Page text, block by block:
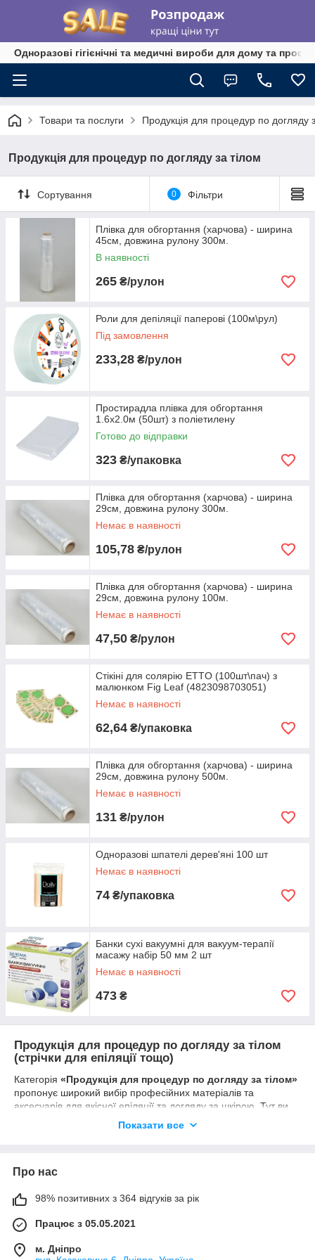
Одноразові гігієнічні та медичні вироби для дому та
Товари та послуги Продукція для процедур по догляду
Продукція для процедур по догляду за тілом
Сортування 0 Фільтри
Плівка для обгортання (харчова) - ширина
45см, довжина рулону 300м.
В наявності
265 ₴/рулон
Роли для депіляції паперові (100м\рул)
Під замовлення
233,28 ₴/рулон
Простирадла плівка для обгортання
1.6х2.0м (50шт) з поліетилену
Готово до відправки
323 ₴/упаковка
Плівка для обгортання (харчова) - ширина
29см, довжина рулону 300м.
Немає в наявності
105,78 ₴/рулон
Плівка для обгортання (харчова) - ширина
29см, довжина рулону 100м.
Немає в наявності
47,50 ₴/рулон
Стікіні для солярію ETTO (100шт\пач) з
малюнком Fig Leaf (4823098703051)
Немає в наявності
62,64 ₴/упаковка
Плівка для обгортання (харчова) - ширина
29см, довжина рулону 500м.
Немає в наявності
131 ₴/рулон
Одноразові шпателі дерев'яні 100 шт
Немає в наявності
74 ₴/упаковка
Банки сухі вакуумні для вакуум-терапії
масажу набір 50 мм 2 шт
Немає в наявності
473 ₴
Продукція для процедур по догляду за тілом
(стрічки для епіляції тощо)
Категорія «Продукція для процедур по догляду за тілом»
пропонує широкий вибір професійних матеріалів та
аксесуарів для якісної епіляції та догляду за шкірою. Тут ви
знайдете стрічки для воскової епіляції, серветки, смужки, а
Що входить у категорію:
Серветки для очищення шкіри після епіляції
Віск, смужки для депіляції
Показати все
Про нас
98% позитивних з 364 відгуків за рік
Працює з 05.05.2021
м. Дніпро